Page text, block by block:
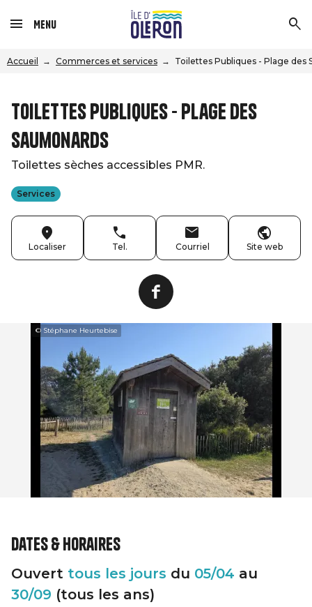
Menu
Accueil Commerces et services Toilettes Publiques - Plage des
Toilettes Publiques - Plage des
Saumonards
Toilettes sèches accessibles PMR.
Services
Localiser Tel. Courriel Site web
© Stéphane Heurtebise
Dates & horaires
Ouvert tous les jours du 05/04 au
30/09 (tous les ans)